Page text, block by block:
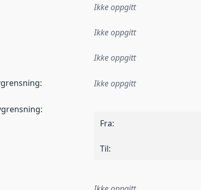
Ikke oppgitt
Ikke oppgitt
Ikke oppgitt
: Ikke oppgitt
:
Fra:
Til: